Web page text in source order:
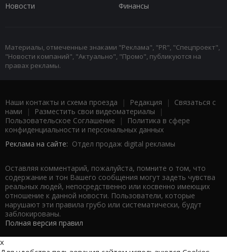
Новости
Финансы
Материалы, отмеченные знаками "Реклама", "PR", "Спецпроект",
"Новости компаний", "Актуально", "Промо", публикуются на
правах рекламы.
Наши контакты и схема проезда | Редакция | Связаться с
нами | Разместить свои видеоматериалы |
Пользовательское Соглашение |
Политика в сфере
конфиденциальности и персональных данных
Реклама на сайте: Отдел продаж digital рекламы
Оставляя комментарий, пожалуйста, помните о том, что
содержание и тон Вашего сообщения могут задеть чувства
реальных людей, непосредственно или косвенно имеющих
отношение к данной новости. Пользователи, которые
нарушают эти правила грубо или систематически, будут
заблокированы.
Полная версия правил
x